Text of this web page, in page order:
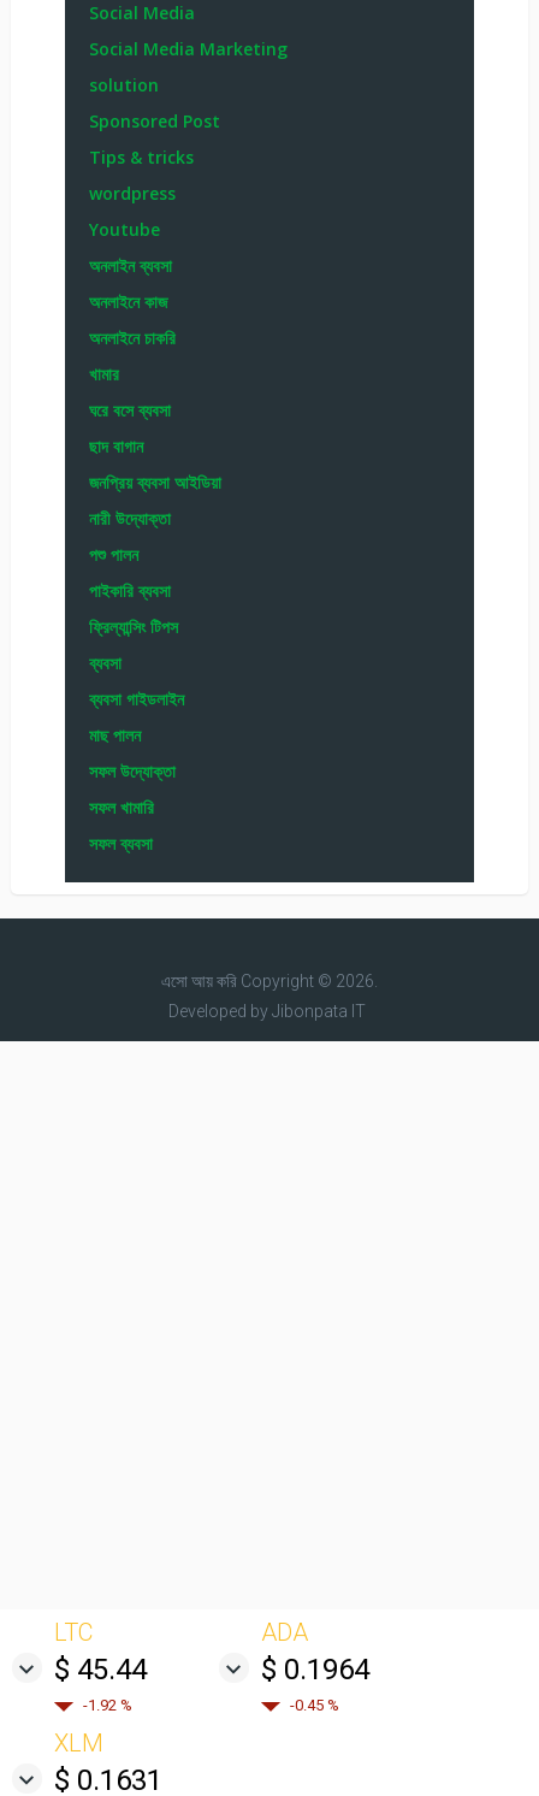
Social Media
Social Media Marketing
solution
Sponsored Post
Tips & tricks
wordpress
Youtube
অনলাইন ব্যবসা
অনলাইনে কাজ
অনলাইনে চাকরি
খামার
ঘরে বসে ব্যবসা
ছাদ বাগান
জনপ্রিয় ব্যবসা আইডিয়া
নারী উদ্যোক্তা
পশু পালন
পাইকারি ব্যবসা
ফ্রিল্যান্সিং টিপস
ব্যবসা
ব্যবসা গাইডলাইন
মাছ পালন
সফল উদ্যোক্তা
সফল খামারি
সফল ব্যবসা
এসো আয় করিCopyright © 2026.
Developed byJibonpata IT
LTC
$ 45.44
-1.92 %
ADA
$ 0.1964
-0.45 %
XLM
$ 0.1631